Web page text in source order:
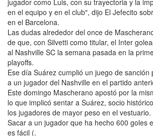
en el equipo y en el club", dijo El Jefecito
en el Barcelona.
Las dudas alrededor del once de
de que, con Silvetti como titular, el Inter
al Nashville SC la semana pasada en la
playoffs.
Ese día Suárez cumplió un juego de sanción
a un jugador del Nashville en el partido
Este domingo Mascherano apostó por la
lo que implicó sentar a Suárez, socio
los jugadores de mayor peso en el vestuario.
Sacar a un jugador que ha hecho 600 goles
es fácil (.